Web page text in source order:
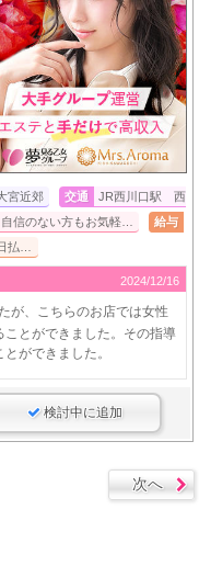
宮近郊 交通
JR西川口駅 西
信のない方もお気軽…
給与
払…
2024/12/16
が、こちらのお店では女性
とができました。その指導
ができました。
検討中に追加
次へ